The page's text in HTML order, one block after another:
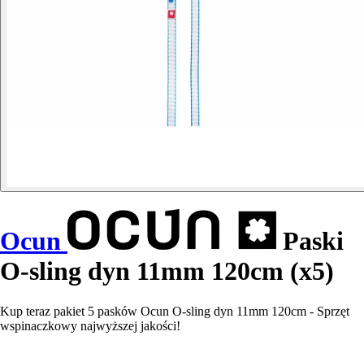
Ocun
Paski
O-sling dyn 11mm 120cm (x5)
Kup teraz pakiet 5 pasków Ocun O-sling dyn 11mm 120cm - Sprzęt
wspinaczkowy najwyższej jakości!